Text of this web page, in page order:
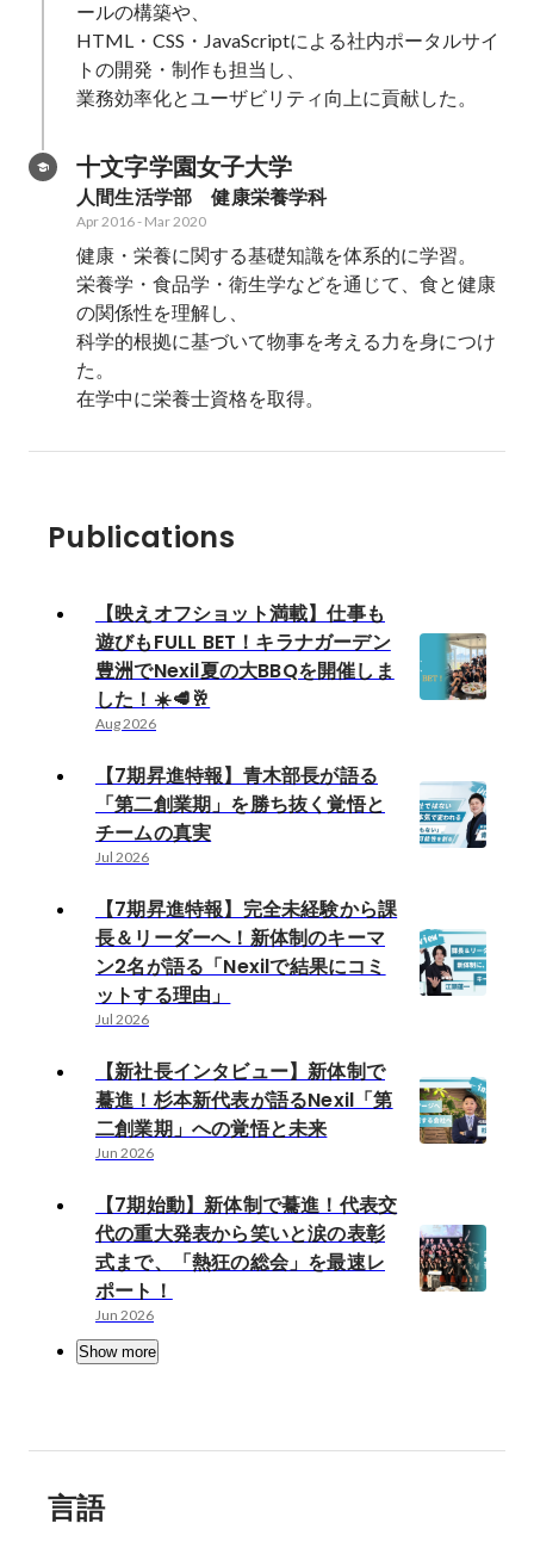
ールの構築や、
HTML・CSS・JavaScriptによる社内ポータルサイ
トの開発・制作も担当し、
業務効率化とユーザビリティ向上に貢献した。
十文字学園女子大学
人間生活学部　健康栄養学科
Apr 2016- Mar 2020
健康・栄養に関する基礎知識を体系的に学習。
栄養学・食品学・衛生学などを通じて、食と健康
の関係性を理解し、
科学的根拠に基づいて物事を考える力を身につけ
た。
在学中に栄養士資格を取得。
Publications
【映えオフショット満載】仕事も
遊びもFULL BET！キラナガーデン
豊洲でNexil夏の大BBQを開催しま
した！☀️🥩🥂
Aug 2026
【7期昇進特報】青木部長が語る
「第二創業期」を勝ち抜く覚悟と
チームの真実
Jul 2026
【7期昇進特報】完全未経験から課
長＆リーダーへ！新体制のキーマ
ン2名が語る「Nexilで結果にコミ
ットする理由」
Jul 2026
【新社長インタビュー】新体制で
驀進！杉本新代表が語るNexil「第
二創業期」への覚悟と未来
Jun 2026
【7期始動】新体制で驀進！代表交
代の重大発表から笑いと涙の表彰
式まで、「熱狂の総会」を最速レ
ポート！
Jun 2026
Show more
言語